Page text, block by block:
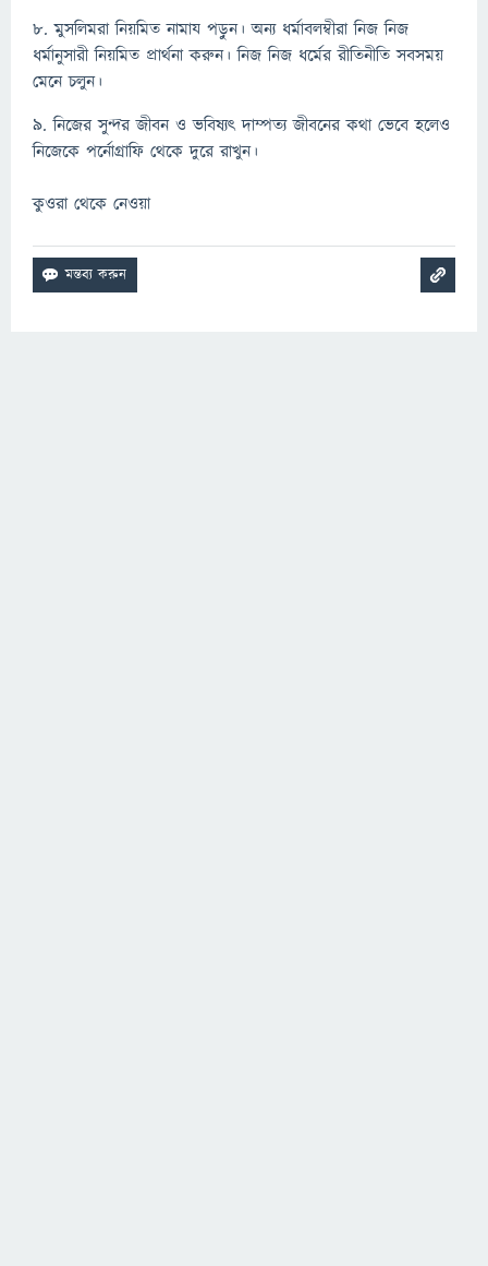
৮. মুসলিমরা নিয়মিত নামায পড়ুন। অন্য ধর্মাবলম্বীরা নিজ নিজ
ধর্মানুসারী নিয়মিত প্রার্থনা করুন। নিজ নিজ ধর্মের রীতিনীতি সবসময়
মেনে চলুন।
৯. নিজের সুন্দর জীবন ও ভবিষ্যৎ দাম্পত্য জীবনের কথা ভেবে হলেও
নিজেকে পর্নোগ্রাফি থেকে দুরে রাখুন।
কুওরা থেকে নেওয়া